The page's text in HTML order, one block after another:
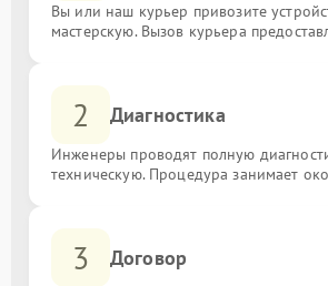
Вы или наш курьер привозите
мастерскую. Вызов курьера
2 Диагностика
Инженеры проводят полную
техническую. Процедура занимает
3 Договор